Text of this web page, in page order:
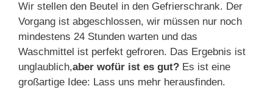
Wir stellen den Beutel in den Gefrierschrank. Der
Vorgang ist abgeschlossen, wir müssen nur noch
mindestens 24 Stunden warten und das
Waschmittel ist perfekt gefroren. Das Ergebnis ist
unglaublich,aber wofür ist es gut? Es ist eine
großartige Idee: Lass uns mehr herausfinden.